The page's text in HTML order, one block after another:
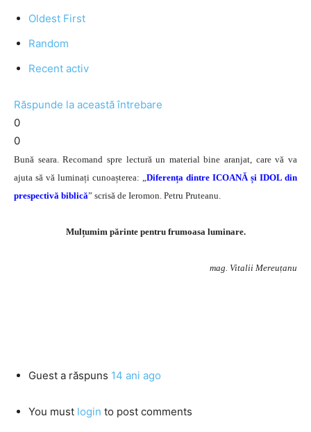
Oldest First
Random
Recent activ
Răspunde la această întrebare
0
0
Bună seara. Recomand spre lectură un material bine aranjat, care vă va
ajuta să vă luminați cunoașterea: „Diferența dintre ICOANĂ și IDOL din
prespectivă biblică” scrisă de Ieromon. Petru Pruteanu.
Mulțumim părinte pentru frumoasa luminare.
mag. Vitalii Mereuțanu
Guest a răspuns 14 ani ago
You must login to post comments